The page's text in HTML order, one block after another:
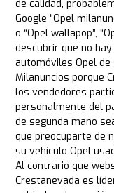
de calidad,
Google “Opel
o “Opel wallapop”,
descubrir que no
automóviles Opel de
Milanuncios porque
los vendedores
personalmente del
de segunda mano
que preocuparte de
su vehículo Opel
Al contrario que
Crestanevada es